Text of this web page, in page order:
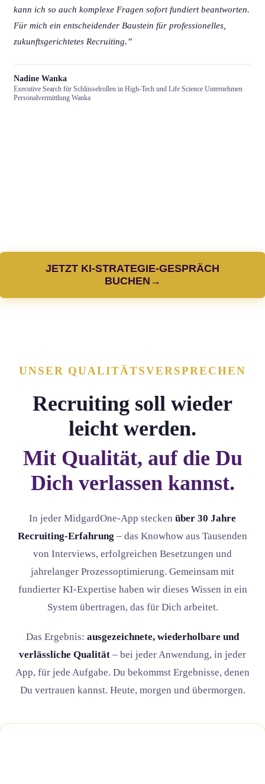
kann ich so auch komplexe Fragen sofort fundiert beantworten.
Für mich ein entscheidender Baustein für professionelles,
zukunftsgerichtetes Recruiting.”
Nadine Wanka
Executive Search für Schlüsselrollen in High-Tech und Life Science Unternehmen
Personalvermittlung Wanka
JETZT KI-STRATEGIE-GESPRÄCH
BUCHEN→
UNSER QUALITÄTSVERSPRECHEN
Recruiting soll wieder
leicht werden.
Mit Qualität, auf die Du
Dich verlassen kannst.
In jeder MidgardOne-App stecken über 30 Jahre
Recruiting-Erfahrung – das Knowhow aus Tausenden
von Interviews, erfolgreichen Besetzungen und
jahrelanger Prozessoptimierung. Gemeinsam mit
fundierter KI-Expertise haben wir dieses Wissen in ein
System übertragen, das für Dich arbeitet.
Das Ergebnis: ausgezeichnete, wiederholbare und
verlässliche Qualität – bei jeder Anwendung, in jeder
App, für jede Aufgabe. Du bekommst Ergebnisse, denen
Du vertrauen kannst. Heute, morgen und übermorgen.